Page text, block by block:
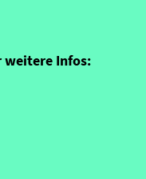
weitere Infos: